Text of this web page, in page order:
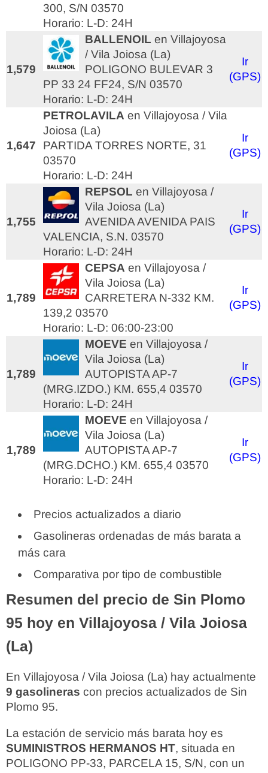
300, S/N 03570
Horario: L-D: 24H
1,579
BALLENOIL en Villajoyosa
/ Vila Joiosa (La)
POLIGONO BULEVAR 3
PP 33 24 FF24, S/N 03570
Horario: L-D: 24H
Ir
(GPS)
1,647
PETROLAVILA en Villajoyosa / Vila
Joiosa (La)
PARTIDA TORRES NORTE, 31
03570
Horario: L-D: 24H
Ir
(GPS)
1,755
REPSOL en Villajoyosa /
Vila Joiosa (La)
AVENIDA AVENIDA PAIS
VALENCIA, S.N. 03570
Horario: L-D: 24H
Ir
(GPS)
1,789
CEPSA en Villajoyosa /
Vila Joiosa (La)
CARRETERA N-332 KM.
139,2 03570
Horario: L-D: 06:00-23:00
Ir
(GPS)
1,789
MOEVE en Villajoyosa /
Vila Joiosa (La)
AUTOPISTA AP-7
(MRG.IZDO.) KM. 655,4 03570
Horario: L-D: 24H
Ir
(GPS)
1,789
MOEVE en Villajoyosa /
Vila Joiosa (La)
AUTOPISTA AP-7
(MRG.DCHO.) KM. 655,4 03570
Horario: L-D: 24H
Ir
(GPS)
Precios actualizados a diario
Gasolineras ordenadas de más barata a
más cara
Comparativa por tipo de combustible
Resumen del precio de Sin Plomo
95 hoy en Villajoyosa / Vila Joiosa
(La)
En Villajoyosa / Vila Joiosa (La) hay actualmente
9 gasolineras con precios actualizados de Sin
Plomo 95.
La estación de servicio más barata hoy es
SUMINISTROS HERMANOS HT, situada en
POLIGONO PP-33, PARCELA 15, S/N, con un